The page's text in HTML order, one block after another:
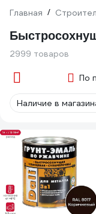
Главная /
2999 товаров
По
Наличие в